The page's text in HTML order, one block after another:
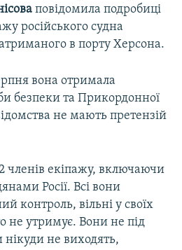
повідомила подробиці
російського судна
в порту Херсона.
вона отримала
безпеки та Прикордонної
не мають претензій
членів екіпажу, включаючи
Росії. Всі вони
контроль, вільні у своїх
не утримує. Вони не під
не виходять,